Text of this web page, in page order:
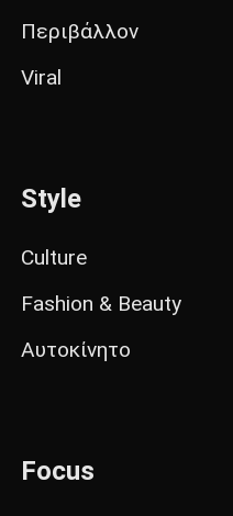
Περιβάλλον
Viral
Style
Culture
Fashion & Beauty
Αυτοκίνητο
Focus